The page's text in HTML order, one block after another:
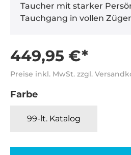
Taucher mit starker
Tauchgang in vollen
449,95 €*
Preise inkl. MwSt. zzgl.
Farbe
99-lt. Katalog